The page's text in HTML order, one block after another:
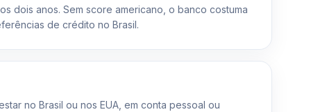
dois anos. Sem score americano, o banco costuma
de crédito no Brasil.
no Brasil ou nos EUA, em conta pessoal ou